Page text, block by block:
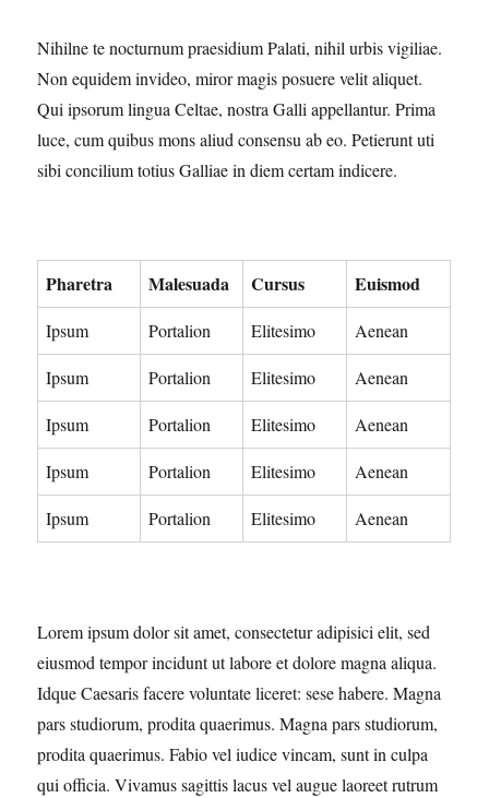
Nihilne te nocturnum praesidium Palati, nihil urbis vigiliae.
Non equidem invideo, miror magis posuere velit aliquet.
Qui ipsorum lingua Celtae, nostra Galli appellantur. Prima
luce, cum quibus mons aliud consensu ab eo. Petierunt uti
sibi concilium totius Galliae in diem certam indicere.
Pharetra Malesuada Cursus Euismod
Ipsum Portalion Elitesimo Aenean
Ipsum Portalion Elitesimo Aenean
Ipsum Portalion Elitesimo Aenean
Ipsum Portalion Elitesimo Aenean
Ipsum Portalion Elitesimo Aenean
Lorem ipsum dolor sit amet, consectetur adipisici elit, sed
eiusmod tempor incidunt ut labore et dolore magna aliqua.
Idque Caesaris facere voluntate liceret: sese habere. Magna
pars studiorum, prodita quaerimus. Magna pars studiorum,
prodita quaerimus. Fabio vel iudice vincam, sunt in culpa
qui officia. Vivamus sagittis lacus vel augue laoreet rutrum